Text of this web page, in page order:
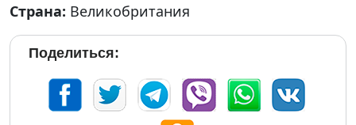
Страна: Великобритания
Поделиться: